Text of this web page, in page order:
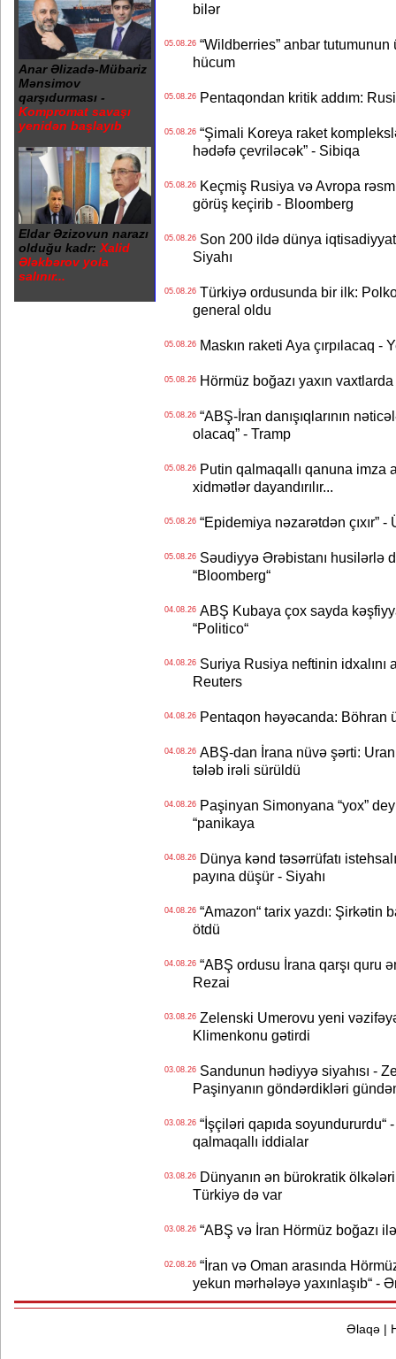
Anar Əlizadə-Mübariz
Mənsimov
qarşıdurması -
Kompromat savaşı
yenidən başlayıb
Eldar Əzizovun narazı
olduğu kadr: Xalid
Ələkbərov yola
salınır...
bilər
05.08.26“Wildberries” anbar tutumunun
hücum
05.08.26Pentaqondan kritik addım:
05.08.26“Şimali Koreya raket
hədəfə çevriləcək” - Sibiqa
05.08.26Keçmiş Rusiya və Avropa
görüş keçirib - Bloomberg
05.08.26Son 200 ildə dünya
Siyahı
05.08.26Türkiyə ordusunda bir ilk:
general oldu
05.08.26Maskın raketi Aya çırpılacaq -
05.08.26Hörmüz boğazı yaxın
05.08.26“ABŞ-İran danışıqlarının
olacaq” - Tramp
05.08.26Putin qalmaqallı qanuna imza
xidmətlər dayandırılır...
05.08.26“Epidemiya nəzarətdən çıxır” -
05.08.26Səudiyyə Ərəbistanı husilərlə
“Bloomberg“
04.08.26ABŞ Kubaya çox sayda
“Politico“
04.08.26Suriya Rusiya neftinin idxalını
Reuters
04.08.26Pentaqon həyəcanda: Böhran
04.08.26ABŞ-dan İrana nüvə şərti: Uran
tələb irəli sürüldü
04.08.26Paşinyan Simonyana “yox”
“panikaya
04.08.26Dünya kənd təsərrüfatı
payına düşür - Siyahı
04.08.26“Amazon“ tarix yazdı: Şirkətin
ötdü
04.08.26“ABŞ ordusu İrana qarşı quru
Rezai
03.08.26Zelenski Umerovu yeni
Klimenkonu gətirdi
03.08.26Sandunun hədiyyə siyahısı -
Paşinyanın göndərdikləri
03.08.26“İşçiləri qapıda soyundururdu“
qalmaqallı iddialar
03.08.26Dünyanın ən bürokratik ölkələri
Türkiyə də var
03.08.26“ABŞ və İran Hörmüz boğazı ilə
02.08.26“İran və Oman arasında
yekun mərhələyə yaxınlaşıb“ -
Əlaqə|